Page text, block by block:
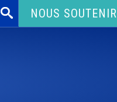
Rechercher :NOUS SOUTENIR